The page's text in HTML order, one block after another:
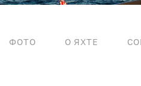
ФОТО О ЯХТЕ